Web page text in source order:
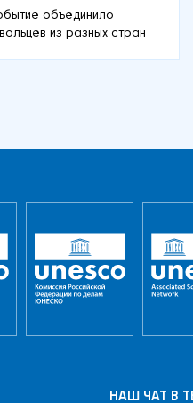
объединило
из разных стран
НАШ ЧАТ В